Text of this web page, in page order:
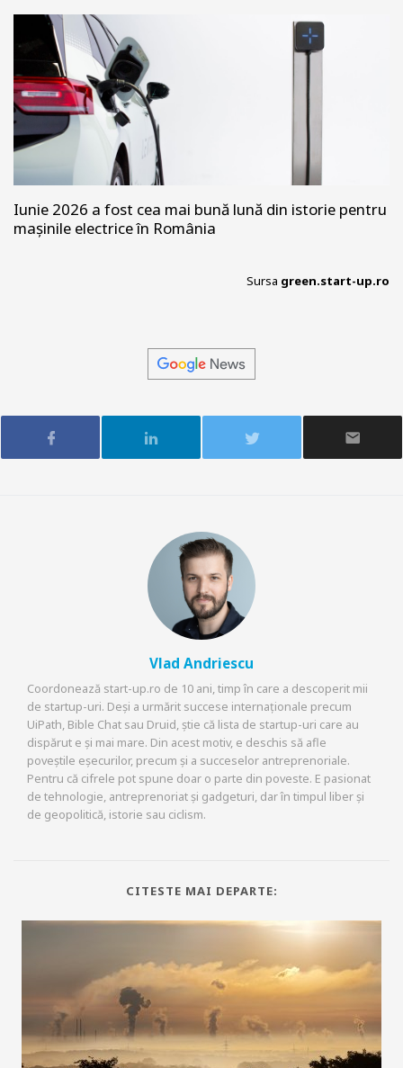
Iunie 2026 a fost cea mai bună lună din istorie pentru
mașinile electrice în România
Sursa green.start-up.ro
Vlad Andriescu
Coordonează start-up.ro de 10 ani, timp în care a descoperit mii
de startup-uri. Deși a urmărit succese internaționale precum
UiPath, Bible Chat sau Druid, știe că lista de startup-uri care au
dispărut e și mai mare. Din acest motiv, e deschis să afle
poveștile eșecurilor, precum și a succeselor antreprenoriale.
Pentru că cifrele pot spune doar o parte din poveste. E pasionat
de tehnologie, antreprenoriat și gadgeturi, dar în timpul liber și
de geopolitică, istorie sau ciclism.
CITESTE MAI DEPARTE: